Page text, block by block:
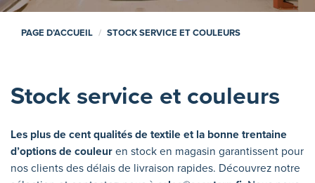
PAGE D’ACCUEIL STOCK SERVICE ET COULEURS
Stock service et couleurs
Les plus de cent qualités de textile et la bonne trentaine
d’options de couleur en stock en magasin garantissent pour
nos clients des délais de livraison rapides. Découvrez notre